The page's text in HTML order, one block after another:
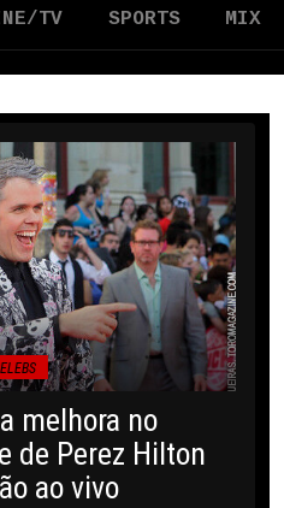
TV SPORTS MIX
melhora no
de Perez Hilton
ao vivo